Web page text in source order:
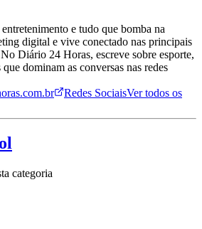
e tudo que bomba na
digital e vive conectado nas principais
Diário 24 Horas, escreve sobre esporte,
dominam as conversas nas redes
Redes SociaisVer todos os
categoria